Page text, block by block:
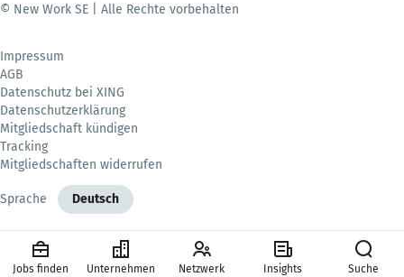
© New Work SE | Alle Rechte vorbehalten
Impressum
AGB
Datenschutz bei XING
Datenschutzerklärung
Mitgliedschaft kündigen
Tracking
Mitgliedschaften widerrufen
Sprache Deutsch
Jobs finden Unternehmen Netzwerk Insights Suche